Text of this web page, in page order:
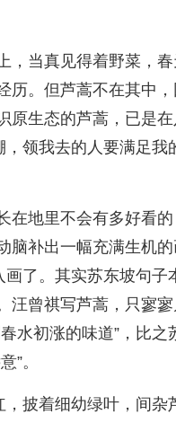
当真见得着野菜，春
历。但芦蒿不在其中
原生态的芦蒿，已是
领我去的人要满足我
在地里不会有多好看的
脑补出一幅充满生机
画了。其实苏东坡句子
汪曾祺写芦蒿，只寥
水初涨的味道”，比之
”。
，披着细幼绿叶，间杂